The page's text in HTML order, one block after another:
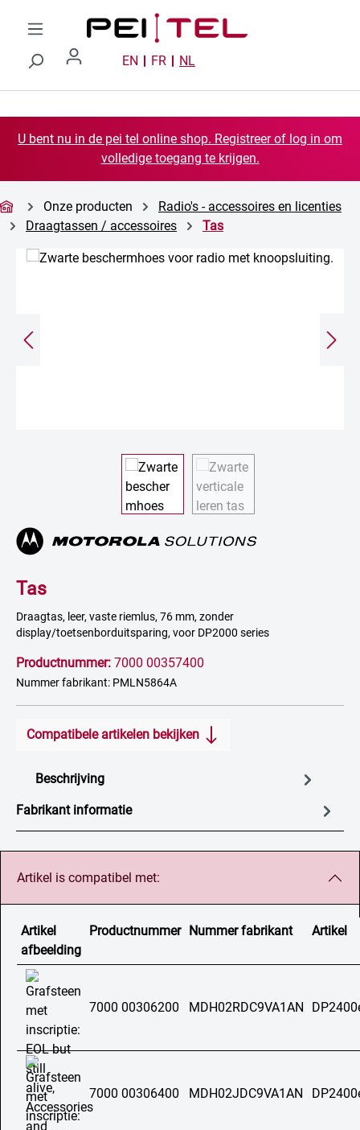
Ga naar de hoofdinhoud
EN FR NL
U bent nu in de pei tel online shop. Registreer of log in om
volledige toegang te krijgen.
Onze producten
Radio's - accessoires en licenties
Draagtassen / accessoires
Tas
Afbeeldingengalerij overslaan
Tas
Draagtas, leer, vaste riemlus, 76 mm, zonder
display/toetsenborduitsparing, voor DP2000 series
Productnummer: 7000 00357400
Nummer fabrikant: PMLN5864A
Compatibele artikelen bekijken
Beschrijving
Fabrikant informatie
Artikel is compatibel met:
Artikel
afbeelding
Productnummer Nummer fabrikant Artikel
7000 00306200 MDH02RDC9VA1AN
7000 00306400 MDH02JDC9VA1AN